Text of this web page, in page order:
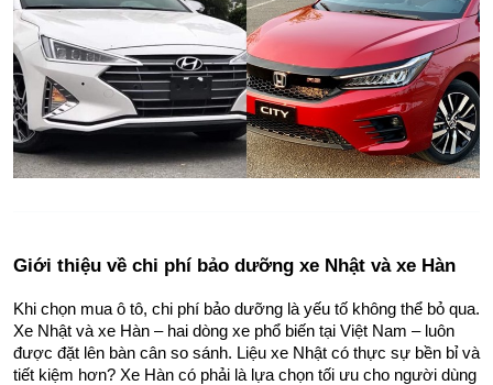
Giới thiệu về chi phí bảo dưỡng xe Nhật và xe Hàn
Khi chọn mua ô tô, chi phí bảo dưỡng là yếu tố không thể bỏ qua.
Xe Nhật và xe Hàn – hai dòng xe phổ biến tại Việt Nam – luôn
được đặt lên bàn cân so sánh. Liệu xe Nhật có thực sự bền bỉ và
tiết kiệm hơn? Xe Hàn có phải là lựa chọn tối ưu cho người dùng